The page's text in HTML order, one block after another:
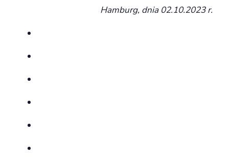
Hamburg, dnia 02.10.2023 r.